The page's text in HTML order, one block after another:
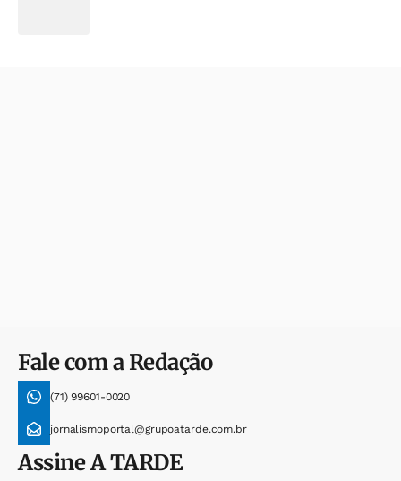
Fale com a Redação
(71) 99601-0020
jornalismoportal@grupoatarde.com.br
AssineA TARDE